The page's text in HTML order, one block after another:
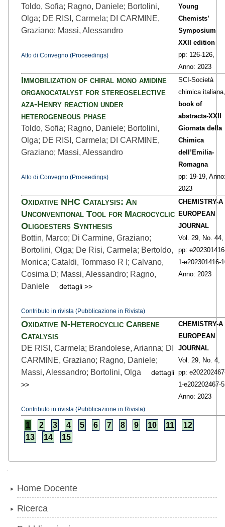
Toldo, Sofia; Ragno, Daniele; Bortolini,
Olga; DE RISI, Carmela; DI CARMINE,
Graziano; Massi, Alessandro
Atto di Convegno (Proceedings)
Young
Chemists’
Symposium
XXII edition
pp: 126-126,
Anno: 2023
Immobilization of chiral mono amidine
organocatalyst for stereoselective
aza-Henry reaction under
heterogeneous phase
Toldo, Sofia; Ragno, Daniele; Bortolini,
Olga; DE RISI, Carmela; DI CARMINE,
Graziano; Massi, Alessandro
Atto di Convegno (Proceedings)
SCI-Società
chimica
book of
abstracts-XXII
Giornata della
Chimica
dell’Emilia-
Romagna
pp: 19-19,
2023
Oxidative NHC Catalysis: An
Unconventional Tool for Macrocyclic
Oligoesters Synthesis
Bottin, Marco; Di Carmine, Graziano;
Bortolini, Olga; De Risi, Carmela; Bertoldo,
Monica; Cataldi, Tommaso R I; Calvano,
Cosima D; Massi, Alessandro; Ragno,
Daniele
dettagli >>
Contributo in rivista (Pubblicazione in Rivista)
CHEMISTRY-A
EUROPEAN
JOURNAL
Vol. 29, No. 44,
pp:
1-e202301416-
Anno: 2023
Oxidative N-Heterocyclic Carbene
Catalysis
DE RISI, Carmela; Brandolese, Arianna; DI
CARMINE, Graziano; Ragno, Daniele;
Massi, Alessandro; Bortolini, Olga
dettagli
>>
Contributo in rivista (Pubblicazione in Rivista)
CHEMISTRY-A
EUROPEAN
JOURNAL
Vol. 29, No. 4,
pp:
1-e202202467-
Anno: 2023
1 2 3 4 5 6 7 8 9 10 11
12
13
14 15
Home Docente
Ricerca